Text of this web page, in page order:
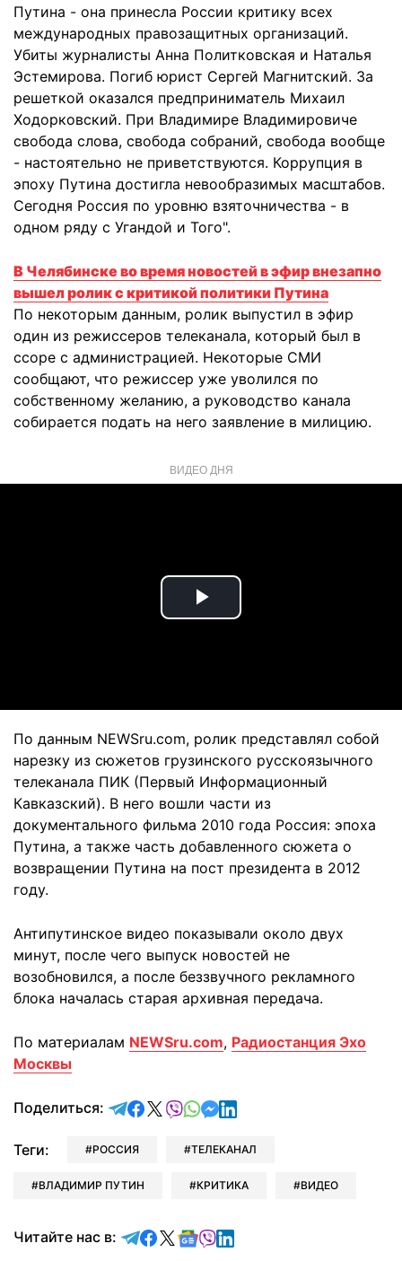
Путина - она принесла России критику всех
международных правозащитных организаций.
Убиты журналисты Анна Политковская и Наталья
Эстемирова. Погиб юрист Сергей Магнитский. За
решеткой оказался предприниматель Михаил
Ходорковский. При Владимире Владимировиче
свобода слова, свобода собраний, свобода вообще
- настоятельно не приветствуются. Коррупция в
эпоху Путина достигла невообразимых масштабов.
Сегодня Россия по уровню взяточничества - в
одном ряду с Угандой и Того".
В Челябинске во время новостей в эфир внезапно
вышел ролик с критикой политики Путина
По некоторым данным, ролик выпустил в эфир
один из режиссеров телеканала, который был в
ссоре с администрацией. Некоторые СМИ
сообщают, что режиссер уже уволился по
собственному желанию, а руководство канала
собирается подать на него заявление в милицию.
ВИДЕО ДНЯ
Play
По данным NEWSru.com, ролик представлял собой
нарезку из сюжетов грузинского русскоязычного
телеканала ПИК (Первый Информационный
Кавказский). В него вошли части из
документального фильма 2010 года Россия: эпоха
Путина, а также часть добавленного сюжета о
возвращении Путина на пост президента в 2012
году.
Антипутинское видео показывали около двух
минут, после чего выпуск новостей не
возобновился, а после беззвучного рекламного
блока началась старая архивная передача.
По материалам NEWSru.com, Радиостанция Эхо
Москвы
Поделиться: отправить в Telegram
поделиться в Facebook
поделиться в X
отправить в Viber
отправить в Whatsapp
отправить в Messenger
отправить в LinkedIn
Теги: РОССИЯ ТЕЛЕКАНАЛ
ВЛАДИМИР ПУТИН КРИТИКА ВИДЕО
Читайте нас в: Читайте в Telegram
Читайте в Facebook
Читайте в X
Читайте в Google news
Читайте в Viber
Читайте в LinkedIn